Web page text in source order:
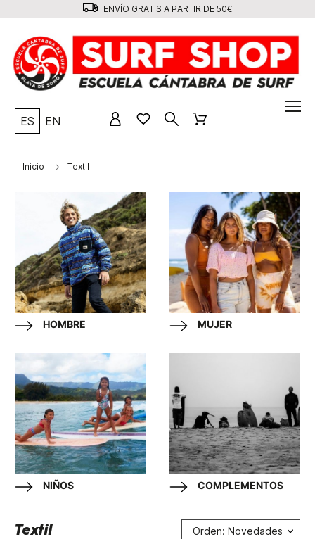
ENVÍO GRATIS A PARTIR DE 50€
ES EN
Inicio Textil
HOMBRE MUJER
NIÑOS COMPLEMENTOS
Textil Orden: Novedades